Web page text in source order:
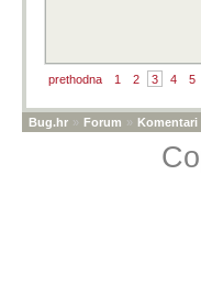
prethodna 1 2 3 4 5
Bug.hr » Forum » Komentari